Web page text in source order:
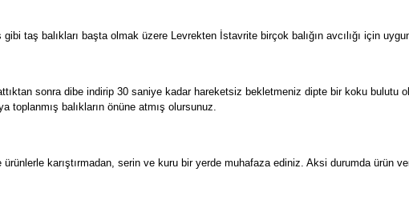
taş balıkları başta olmak üzere Levrekten İstavrite birçok balığın avcılığı için
sonra dibe indirip 30 saniye kadar hareketsiz bekletmeniz dipte bir koku bulutu
balıkların önüne atmış olursunuz.
karıştırmadan, serin ve kuru bir yerde muhafaza ediniz. Aksi durumda ürün